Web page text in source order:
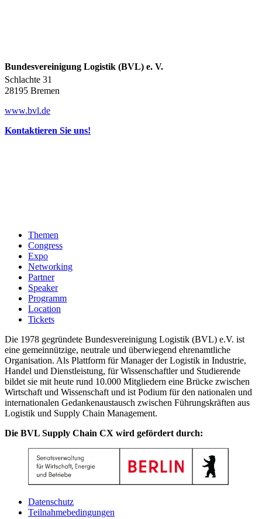
Bundesvereinigung Logistik (BVL) e. V.
Schlachte 31
28195 Bremen
www.bvl.de
Kontaktieren Sie uns!
Themen
Congress
Expo
Networking
Partner
Speaker
Programm
Location
Tickets
Die 1978 gegründete Bundesvereinigung Logistik (BVL) e.V. ist
eine gemeinnützige, neutrale und überwiegend ehrenamtliche
Organisation. Als Plattform für Manager der Logistik in Industrie,
Handel und Dienstleistung, für Wissenschaftler und Studierende
bildet sie mit heute rund 10.000 Mitgliedern eine Brücke zwischen
Wirtschaft und Wissenschaft und ist Podium für den nationalen und
internationalen Gedankenaustausch zwischen Führungskräften aus
Logistik und Supply Chain Management.
Die BVL Supply Chain CX wird gefördert durch:
Datenschutz
Teilnahmebedingungen